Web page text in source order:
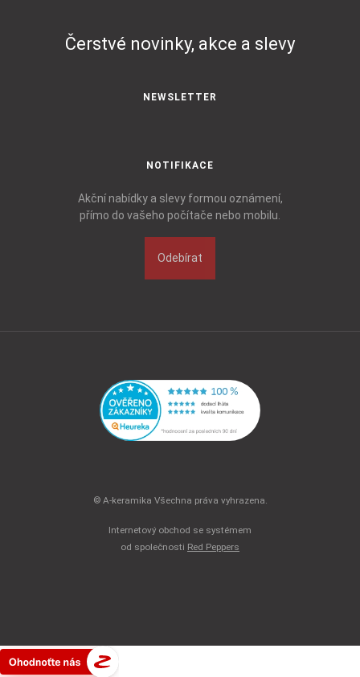
Čerstvé novinky, akce a slevy
NEWSLETTER
NOTIFIKACE
Akční nabídky a slevy formou oznámení,
přímo do vašeho počítače nebo mobilu.
Odebírat
© A-keramika Všechna práva vyhrazena.
Internetový obchod se systémem
od společnosti Red Peppers